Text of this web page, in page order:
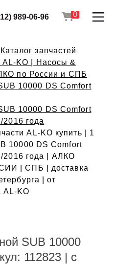
989-06-96 0
Каталог запчастей
AL-KO | Насосы &
по России и СПБ
10000 DS Comfort
10000 DS Comfort
2016 года
AL-KO купить | 1
10000 DS Comfort
2016 года | АЛКО
| СПБ | доставка
| от
AL-KO
SUB 10000
112823 | с